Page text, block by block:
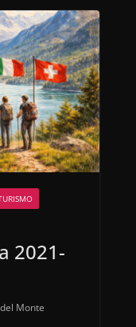
2021-
Monte